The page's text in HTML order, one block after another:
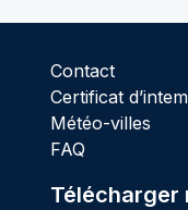
Contact
Certificat
Météo-villes
FAQ
Télécharger